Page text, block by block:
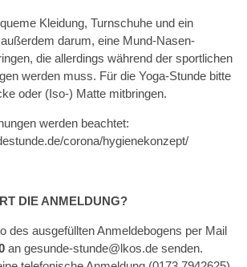
Kleidung, Turnschuhe und ein
darum, eine Mund-Nasen-
die allerdings während der sportlichen
werden muss. Für die Yoga-Stunde bitte
oder (Iso-) Matte mitbringen.
werden beachtet:
corona/hygienekonzept/
DIE ANMELDUNG?
des ausgefüllten Anmeldebogens per Mail
an gesunde-stunde@lkos.de senden.